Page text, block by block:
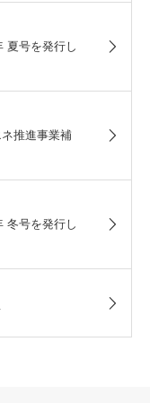
夏号を発行し
推進事業補
冬号を発行し